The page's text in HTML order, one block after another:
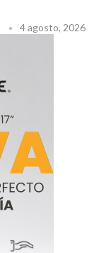
4 agosto, 2026